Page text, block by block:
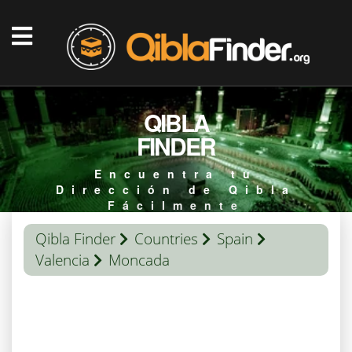
QIBLA
FINDER
Encuentra tu
Dirección de Qibla
Fácilmente
Qibla Finder Countries
Spain
Valencia
Moncada